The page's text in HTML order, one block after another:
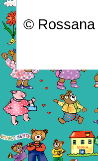
© Rossana